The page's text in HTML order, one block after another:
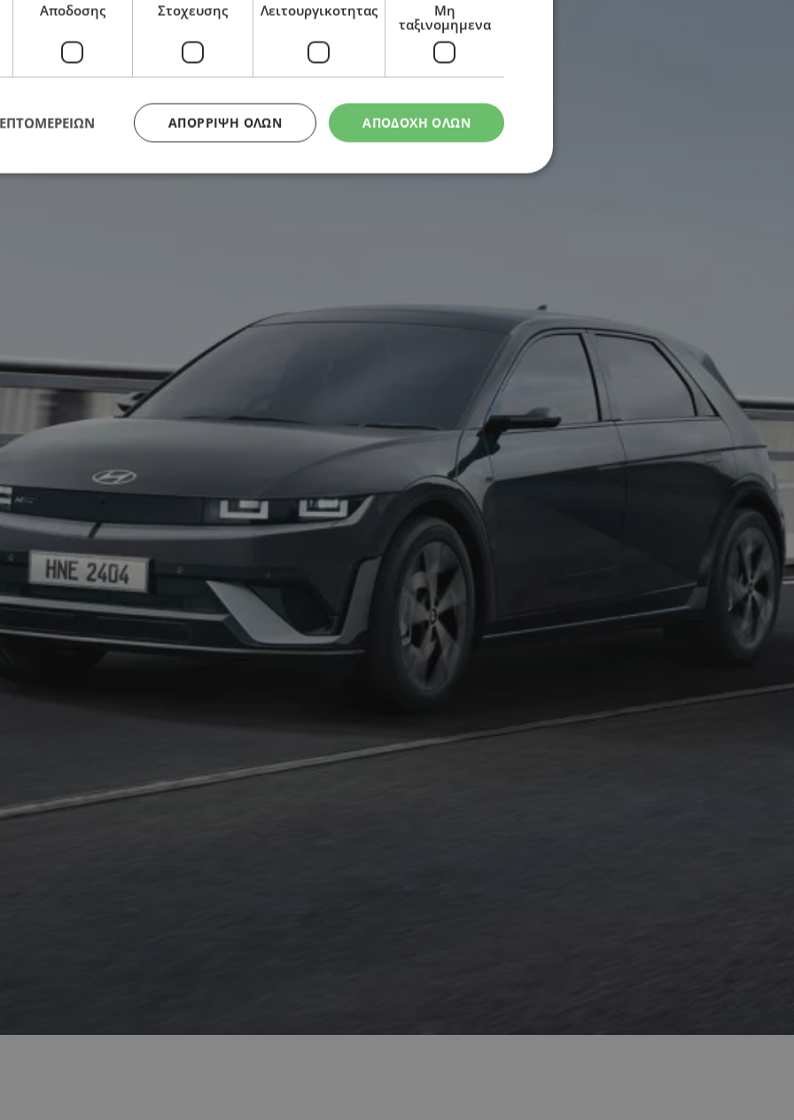
Αποδοσης Στοχευσης Λειτουργικοτητας
Μη
ταξινομημενα
ΑΠΟΔΟΧΗ ΟΛΩΝ
ΑΠΌΡΡΙΨΗ ΌΛΩΝ